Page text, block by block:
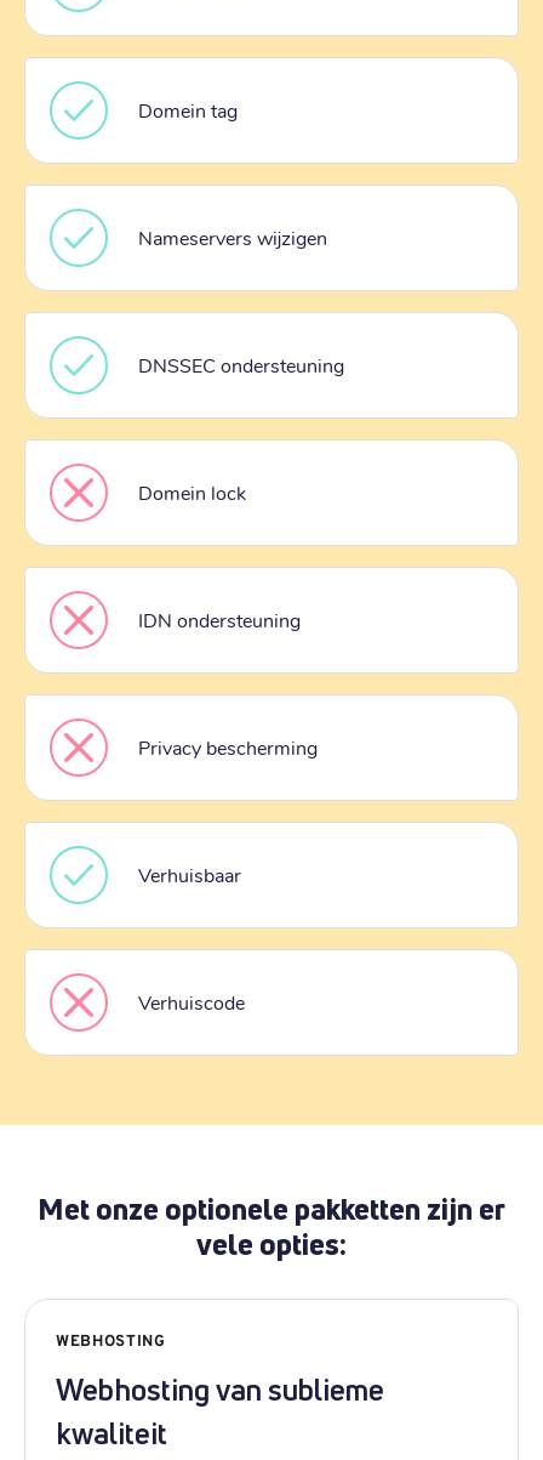
Domein tag
Nameservers wijzigen
DNSSEC ondersteuning
Domein lock
IDN ondersteuning
Privacy bescherming
Verhuisbaar
Verhuiscode
Met onze optionele pakketten zijn er
vele opties:
WEBHOSTING
Webhosting van sublieme
kwaliteit